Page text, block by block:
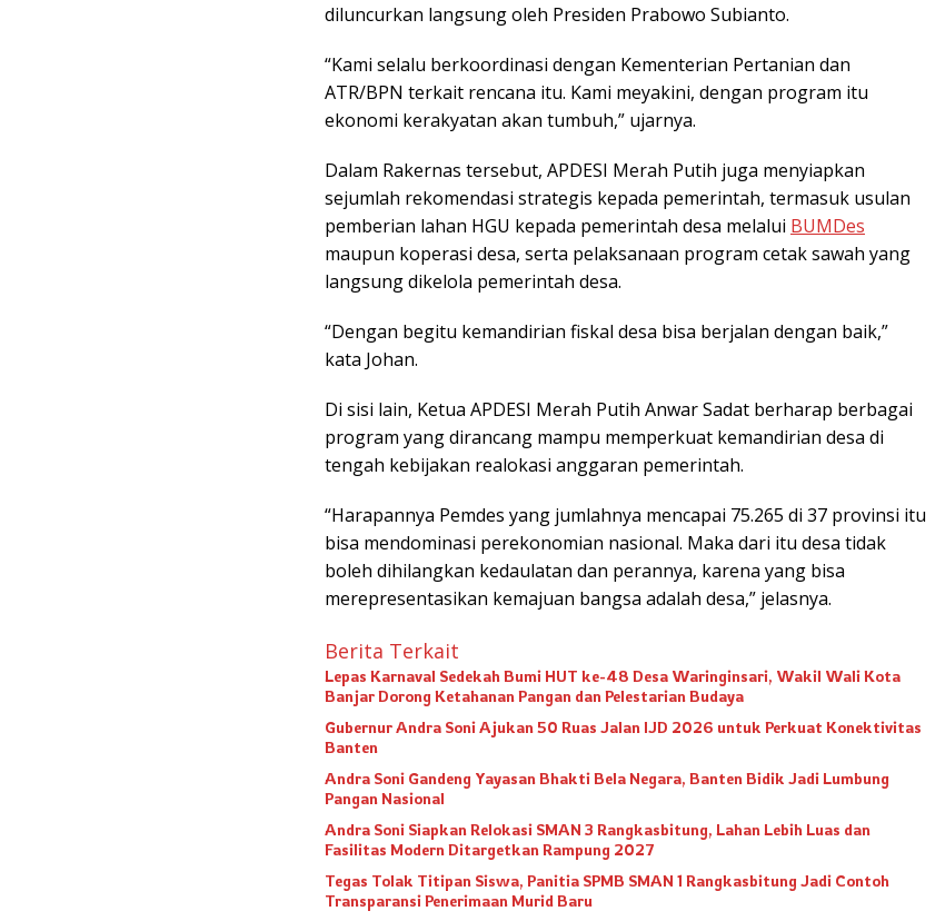
diluncurkan langsung oleh Presiden Prabowo Subianto.
“Kami selalu berkoordinasi dengan Kementerian Pertanian dan
ATR/BPN terkait rencana itu. Kami meyakini, dengan program itu
ekonomi kerakyatan akan tumbuh,” ujarnya.
Dalam Rakernas tersebut, APDESI Merah Putih juga menyiapkan
sejumlah rekomendasi strategis kepada pemerintah, termasuk usulan
pemberian lahan HGU kepada pemerintah desa melalui BUMDes
maupun koperasi desa, serta pelaksanaan program cetak sawah yang
langsung dikelola pemerintah desa.
“Dengan begitu kemandirian fiskal desa bisa berjalan dengan baik,”
kata Johan.
Di sisi lain, Ketua APDESI Merah Putih Anwar Sadat berharap berbagai
program yang dirancang mampu memperkuat kemandirian desa di
tengah kebijakan realokasi anggaran pemerintah.
“Harapannya Pemdes yang jumlahnya mencapai 75.265 di 37 provinsi itu
bisa mendominasi perekonomian nasional. Maka dari itu desa tidak
boleh dihilangkan kedaulatan dan perannya, karena yang bisa
merepresentasikan kemajuan bangsa adalah desa,” jelasnya.
Berita Terkait
Lepas Karnaval Sedekah Bumi HUT ke-48 Desa Waringinsari, Wakil Wali Kota
Banjar Dorong Ketahanan Pangan dan Pelestarian Budaya
Gubernur Andra Soni Ajukan 50 Ruas Jalan IJD 2026 untuk Perkuat Konektivitas
Banten
Andra Soni Gandeng Yayasan Bhakti Bela Negara, Banten Bidik Jadi Lumbung
Pangan Nasional
Andra Soni Siapkan Relokasi SMAN 3 Rangkasbitung, Lahan Lebih Luas dan
Fasilitas Modern Ditargetkan Rampung 2027
Tegas Tolak Titipan Siswa, Panitia SPMB SMAN 1 Rangkasbitung Jadi Contoh
Transparansi Penerimaan Murid Baru